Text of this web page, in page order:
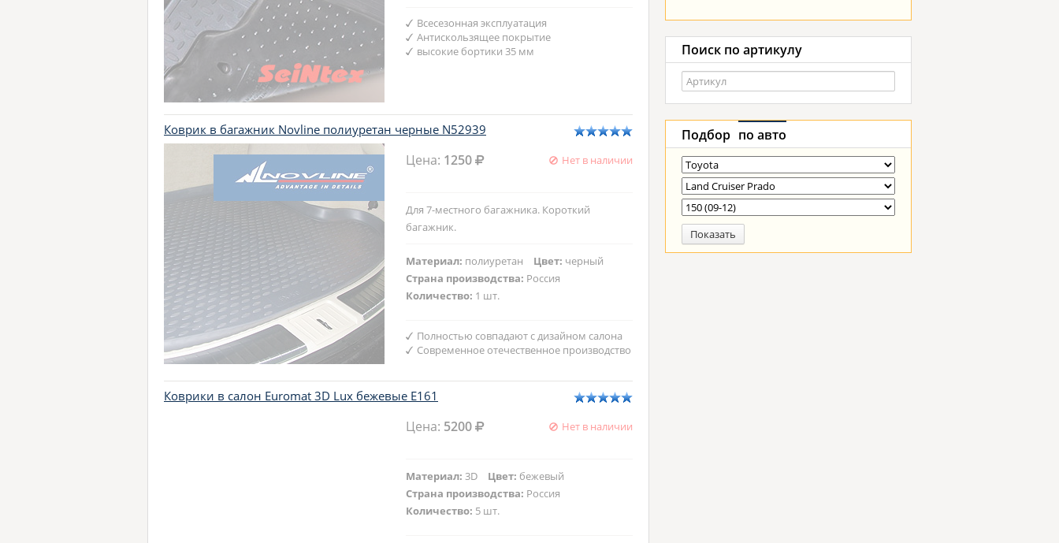
Всесезонная эксплуатация
Антискользящее покрытие
высокие бортики 35 мм
Коврик в багажник Novline полиуретан черные N52939
Цена: 1250 Нет в наличии
Для 7-местного багажника. Короткий
багажник.
Материал: полиуретан Цвет: черный
Страна производства: Россия
Количество: 1 шт.
Полностью совпадают с дизайном салона
Современное отечественное производство
Коврики в салон Euromat 3D Lux бежевые E161
Цена: 5200 Нет в наличии
Материал:3D Цвет: бежевый
Страна производства: Россия
Количество: 5 шт.
Поиск по артикулу
Подбор по авто
Показать